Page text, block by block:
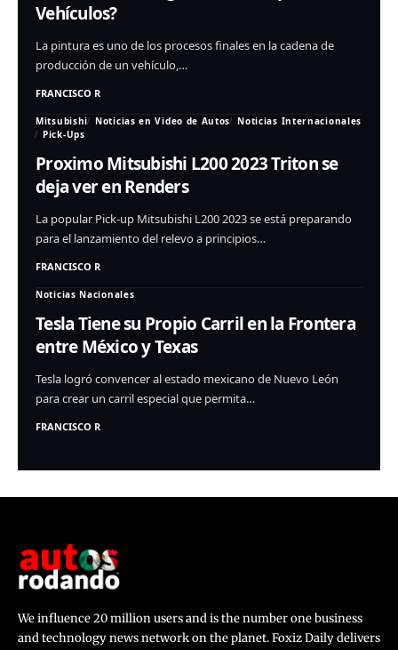
Vehículos?
La pintura es uno de los procesos finales en la cadena de
producción de un vehículo,…
FRANCISCO R
Mitsubishi Noticias en Video de Autos
Noticias Internacionales
Pick-Ups
Proximo Mitsubishi L200 2023 Triton se
deja ver en Renders
La popular Pick-up Mitsubishi L200 2023 se está preparando
para el lanzamiento del relevo a principios…
FRANCISCO R
Noticias Nacionales
Tesla Tiene su Propio Carril en la Frontera
entre México y Texas
Tesla logró convencer al estado mexicano de Nuevo León
para crear un carril especial que permita…
FRANCISCO R
We influence 20 million users and is the number one business
and technology news network on the planet. Foxiz Daily delivers